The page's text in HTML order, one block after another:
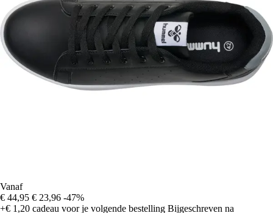
Vanaf
€ 44,95 € 23,96 -47%
+€ 1,20 cadeau voor je volgende bestelling Bijgeschreven na